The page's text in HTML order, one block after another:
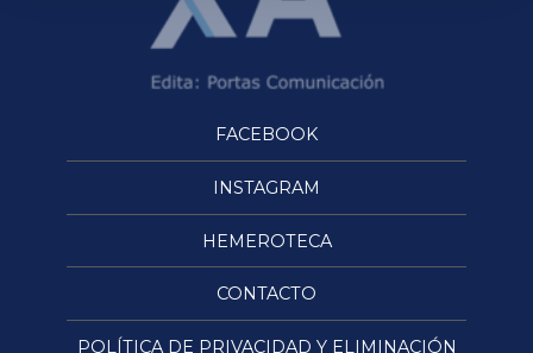
FACEBOOK
INSTAGRAM
HEMEROTECA
CONTACTO
POLÍTICA DE PRIVACIDAD Y ELIMINACIÓN